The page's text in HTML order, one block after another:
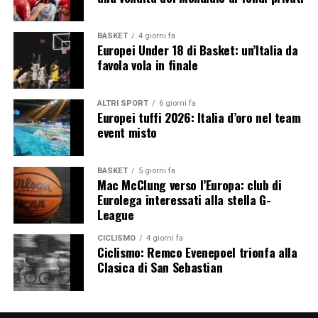
prossime ore saranno determinanti per capire se la
nuova proprietà riuscirà a salvare la società con un
piano economico convincente oppure se il basket
europeo perderà una delle realtà più ambiziose degli
ultimi anni.
BASKET 4 giorni fa
Europei Under 18 di Basket: un’Italia da
favola vola in finale
ALTRI SPORT 6 giorni fa
Europei tuffi 2026: Italia d’oro nel team
event misto
BASKET 5 giorni fa
Mac McClung verso l’Europa: club di
Eurolega interessati alla stella G-
League
CICLISMO 4 giorni fa
Ciclismo: Remco Evenepoel trionfa alla
Clasica di San Sebastian